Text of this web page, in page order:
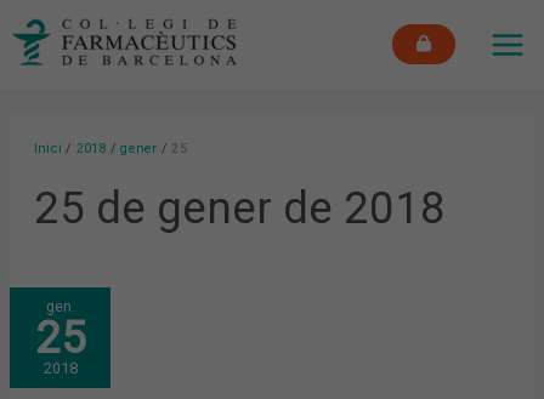
Inici 2018 gener 25
25 de gener de 2018
gen.
25
2018
PRIMERA
DE
LES
“TROBADES
AMB
LA
SANITAT”